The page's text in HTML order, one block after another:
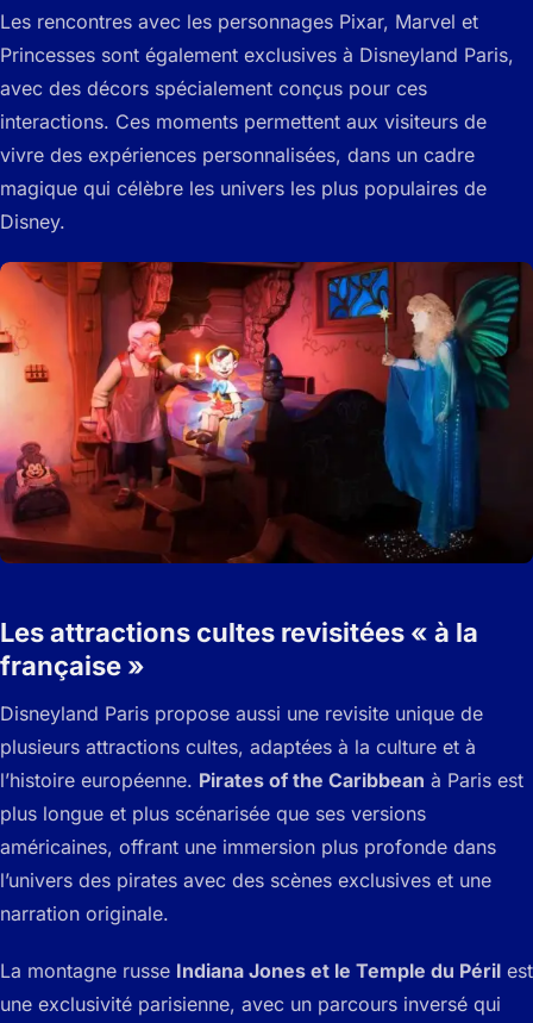
Les rencontres avec les personnages Pixar, Marvel et
Princesses sont également exclusives à Disneyland Paris,
avec des décors spécialement conçus pour ces
interactions. Ces moments permettent aux visiteurs de
vivre des expériences personnalisées, dans un cadre
magique qui célèbre les univers les plus populaires de
Disney.
Les attractions cultes revisitées « à la
française »
Disneyland Paris propose aussi une revisite unique de
plusieurs attractions cultes, adaptées à la culture et à
l’histoire européenne. Pirates of the Caribbean à Paris est
plus longue et plus scénarisée que ses versions
américaines, offrant une immersion plus profonde dans
l’univers des pirates avec des scènes exclusives et une
narration originale.
La montagne russe Indiana Jones et le Temple du Péril est
une exclusivité parisienne, avec un parcours inversé qui